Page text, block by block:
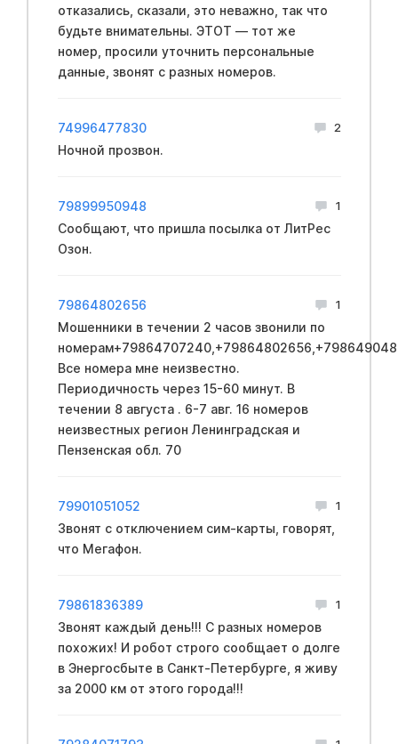
отказались, сказали, это неважно, так что
будьте внимательны. ЭТОТ — тот же
номер, просили уточнить персональные
данные, звонят с разных номеров.
74996477830 2
Ночной прозвон.
79899950948 1
Сообщают, что пришла посылка от ЛитРес
Озон.
79864802656 1
Мошенники в течении 2 часов звонили по
Все номера мне неизвестно.
Периодичность через 15-60 минут. В
течении 8 августа . 6-7 авг. 16 номеров
неизвестных регион Ленинградская и
Пензенская обл. 70
79901051052 1
Звонят с отключением сим-карты, говорят,
что Мегафон.
79861836389 1
Звонят каждый день!!! С разных номеров
похожих! И робот строго сообщает о долге
в Энергосбыте в Санкт-Петербурге, я живу
за 2000 км от этого города!!!